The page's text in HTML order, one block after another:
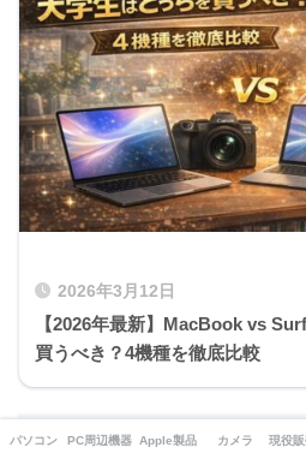
2026年3月12日
【2026年最新】MacBook vs
買うべき？4機種を徹底比較
パソコン PC周辺機器・ガジェット
Apple製品 カメラ 現役